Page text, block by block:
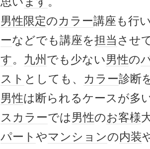
男性限定のカラー講座も行
ーなどでも講座を担当 させ
す。 九州 でも少ない男性の
スト としても、 カラー診断
男性は断られるケースが多
スカラーでは男性のお客様
パート やマンションの内装